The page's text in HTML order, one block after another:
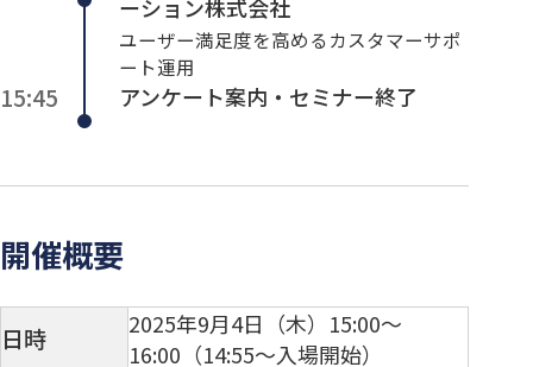
ーション株式会社
ユーザー満足度を高めるカスタマーサポ
ート運用
15:45 アンケート案内・セミナー終了
開催概要
日時
2025年9月4日（木）15:00～
16:00（14:55～入場開始）